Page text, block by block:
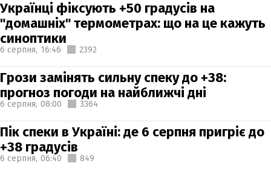
Українці фіксують +50 градусів на
"домашніх" термометрах: що на це кажуть
синоптики
6 серпня, 16:46 2392
Грози замінять сильну спеку до +38:
прогноз погоди на найближчі дні
6 серпня, 08:00 3364
Пік спеки в Україні: де 6 серпня пригріє до
+38 градусів
6 серпня, 06:40 849